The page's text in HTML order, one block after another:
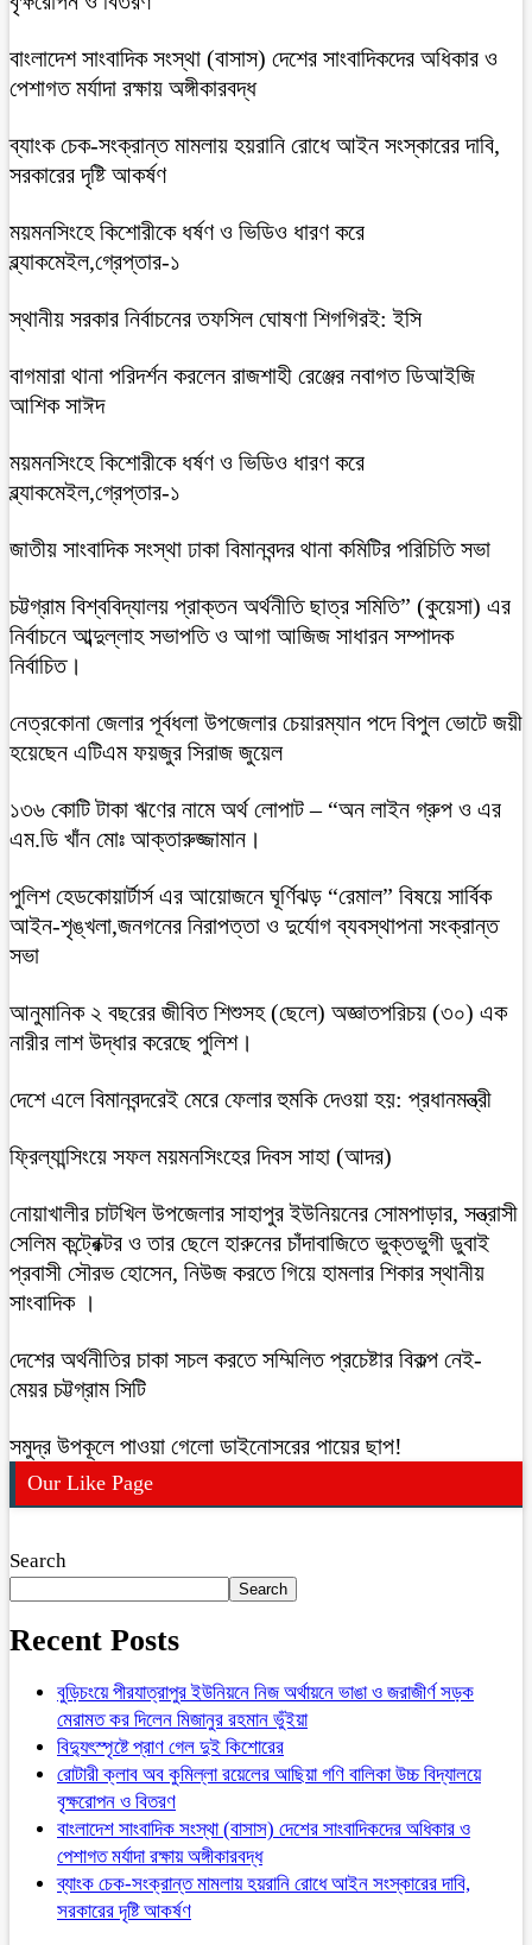
বাংলাদেশ সাংবাদিক সংস্থা (বাসাস) দেশের সাংবাদিকদের অধিকার ও
পেশাগত মর্যাদা রক্ষায় অঙ্গীকারবদ্ধ
ব্যাংক চেক-সংক্রান্ত মামলায় হয়রানি রোধে আইন সংস্কারের দাবি,
সরকারের দৃষ্টি আকর্ষণ
ময়মনসিংহে কিশোরীকে ধর্ষণ ও ভিডিও ধারণ করে
ব্ল্যাকমেইল,গ্রেপ্তার-১
স্থানীয় সরকার নির্বাচনের তফসিল ঘোষণা শিগগিরই: ইসি
বাগমারা থানা পরিদর্শন করলেন রাজশাহী রেঞ্জের নবাগত ডিআইজি
আশিক সাঈদ
ময়মনসিংহে কিশোরীকে ধর্ষণ ও ভিডিও ধারণ করে
ব্ল্যাকমেইল,গ্রেপ্তার-১
জাতীয় সাংবাদিক সংস্থা ঢাকা বিমানবন্দর থানা কমিটির পরিচিতি সভা
চট্টগ্রাম বিশ্ববিদ্যালয় প্রাক্তন অর্থনীতি ছাত্র সমিতি” (কুয়েসা) এর
নির্বাচনে আব্দুল্লাহ সভাপতি ও আগা আজিজ সাধারন সম্পাদক
নির্বাচিত।
নেত্রকোনা জেলার পূর্বধলা উপজেলার চেয়ারম্যান পদে বিপুল ভোটে জয়ী
হয়েছেন এটিএম ফয়জুর সিরাজ জুয়েল
১৩৬ কোটি টাকা ঋণের নামে অর্থ লোপাট – “অন লাইন গ্রুপ ও এর
এম.ডি খাঁন মোঃ আক্তারুজ্জামান।
পুলিশ হেডকোয়ার্টার্স এর আয়োজনে ঘূর্ণিঝড় “রেমাল” বিষয়ে সার্বিক
আইন-শৃঙ্খলা,জনগনের নিরাপত্তা ও দুর্যোগ ব্যবস্থাপনা সংক্রান্ত
সভা
আনুমানিক ২ বছরের জীবিত শিশুসহ (ছেলে) অজ্ঞাতপরিচয় (৩০) এক
নারীর লাশ উদ্ধার করেছে পুলিশ।
দেশে এলে বিমানবন্দরেই মেরে ফেলার হুমকি দেওয়া হয়: প্রধানমন্ত্রী
ফ্রিল্যান্সিংয়ে সফল ময়মনসিংহের দিবস সাহা (আদর)
নোয়াখালীর চাটখিল উপজেলার সাহাপুর ইউনিয়নের সোমপাড়ার, সন্ত্রাসী
সেলিম কন্ট্রেক্টর ও তার ছেলে হারুনের চাঁদাবাজিতে ভুক্তভুগী ডুবাই
প্রবাসী সৌরভ হোসেন, নিউজ করতে গিয়ে হামলার শিকার স্থানীয়
সাংবাদিক ।
দেশের অর্থনীতির চাকা সচল করতে সম্মিলিত প্রচেষ্টার বিকল্প নেই-
মেয়র চট্টগ্রাম সিটি
সমুদ্র উপকূলে পাওয়া গেলো ডাইনোসরের পায়ের ছাপ!
Our Like Page
Search
Search
Recent Posts
বুড়িচংয়ে পীরযাত্রাপুর ইউনিয়নে নিজ অর্থায়নে ভাঙা ও জরাজীর্ণ সড়ক
মেরামত কর দিলেন মিজানুর রহমান ভুঁইয়া
বিদ্যুৎস্পৃষ্টে প্রাণ গেল দুই কিশোরের
রোটারী ক্লাব অব কুমিল্লা রয়েলের আছিয়া গণি বালিকা উচ্চ বিদ্যালয়ে
বৃক্ষরোপন ও বিতরণ
বাংলাদেশ সাংবাদিক সংস্থা (বাসাস) দেশের সাংবাদিকদের অধিকার ও
পেশাগত মর্যাদা রক্ষায় অঙ্গীকারবদ্ধ
ব্যাংক চেক-সংক্রান্ত মামলায় হয়রানি রোধে আইন সংস্কারের দাবি,
সরকারের দৃষ্টি আকর্ষণ